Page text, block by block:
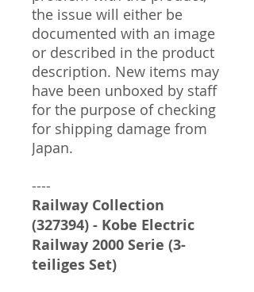
the issue will either be
documented with an image
or described in the product
description. New items may
have been unboxed by staff
for the purpose of checking
for shipping damage from
Japan.
----
Railway Collection
(327394) - Kobe Electric
Railway 2000 Serie (3-
teiliges Set)